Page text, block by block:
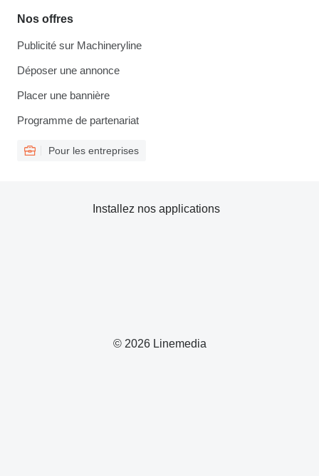
Nos offres
Publicité sur Machineryline
Déposer une annonce
Placer une bannière
Programme de partenariat
Pour les entreprises
© 2026 Linemedia
Installez nos applications